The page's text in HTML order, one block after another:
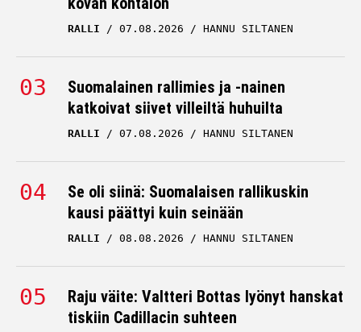
RALLI 07.08.2026 HANNU SILTANEN
Suomalainen rallimies ja -nainen
katkoivat siivet villeiltä huhuilta
RALLI 07.08.2026 HANNU SILTANEN
Se oli siinä: Suomalaisen rallikuskin
kausi päättyi kuin seinään
RALLI 08.08.2026 HANNU SILTANEN
Raju väite: Valtteri Bottas lyönyt hanskat
tiskiin Cadillacin suhteen